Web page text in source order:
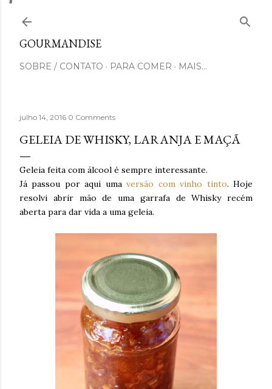
GOURMANDISE
SOBRE / CONTATO PARA COMER MAIS…
julho 14, 2016 0 Comments
GELEIA DE WHISKY, LARANJA E MAÇÃ
Geleia feita com álcool é sempre interessante.
Já passou por aqui umaversão com vinho tinto. Hoje
resolvi abrir mão de uma garrafa de Whisky recém
aberta para dar vida a uma geleia.